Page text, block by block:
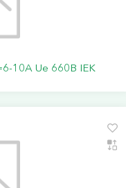
10A Ue 660В IEK